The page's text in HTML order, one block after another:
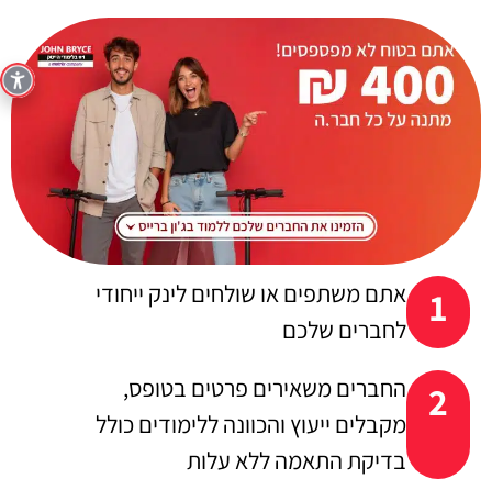
1
אתם משתפים או שולחים לינק ייחודי
לחברים שלכם
2
החברים משאירים פרטים בטופס,
מקבלים ייעוץ והכוונה ללימודים כולל
בדיקת התאמה ללא עלות